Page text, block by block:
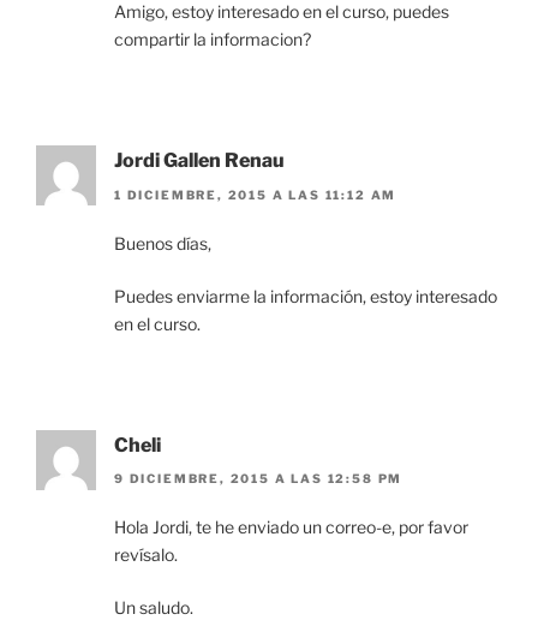
Amigo, estoy interesado en el curso, puedes
compartir la informacion?
Jordi Gallen Renau
1 DICIEMBRE, 2015 A LAS 11:12 AM
Buenos días,
Puedes enviarme la información, estoy interesado
en el curso.
Cheli
9 DICIEMBRE, 2015 A LAS 12:58 PM
Hola Jordi, te he enviado un correo-e, por favor
revísalo.
Un saludo.